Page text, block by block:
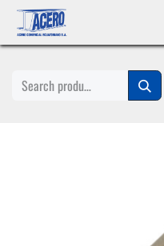
Ir al contenido